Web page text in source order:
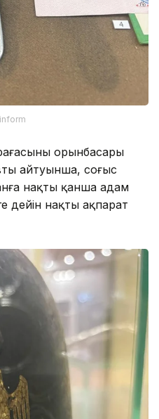
орынбасары
айтуынша, соғыс
нақты қанша адам
дейін нақты ақпарат